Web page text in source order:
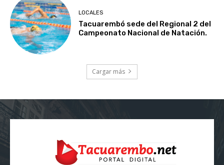
LOCALES
Tacuarembó sede del Regional 2 del
Campeonato Nacional de Natación.
Cargar más